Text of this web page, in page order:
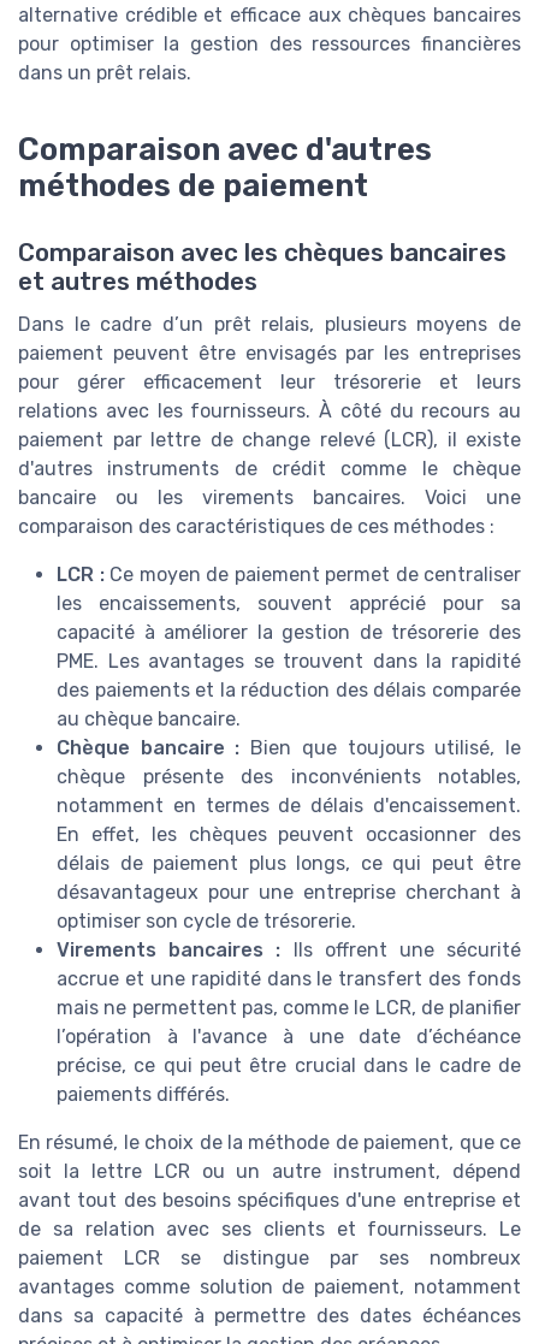
alternative crédible et efficace aux chèques bancaires
pour optimiser la gestion des ressources financières
dans un prêt relais.
Comparaison avec d'autres
méthodes de paiement
Comparaison avec les chèques bancaires
et autres méthodes
Dans le cadre d’un prêt relais, plusieurs moyens de
paiement peuvent être envisagés par les entreprises
pour gérer efficacement leur trésorerie et leurs
relations avec les fournisseurs. À côté du recours au
paiement par lettre de change relevé (LCR), il existe
d'autres instruments de crédit comme le chèque
bancaire ou les virements bancaires. Voici une
comparaison des caractéristiques de ces méthodes :
LCR :Ce moyen de paiement permet de centraliser
les encaissements, souvent apprécié pour sa
capacité à améliorer la gestion de trésorerie des
PME. Les avantages se trouvent dans la rapidité
des paiements et la réduction des délais comparée
au chèque bancaire.
Chèque bancaire : Bien que toujours utilisé, le
chèque présente des inconvénients notables,
notamment en termes de délais d'encaissement.
En effet, les chèques peuvent occasionner des
délais de paiement plus longs, ce qui peut être
désavantageux pour une entreprise cherchant à
optimiser son cycle de trésorerie.
Virements bancaires : Ils offrent une sécurité
accrue et une rapidité dans le transfert des fonds
mais ne permettent pas, comme le LCR, de planifier
l’opération à l'avance à une date d’échéance
précise, ce qui peut être crucial dans le cadre de
paiements différés.
En résumé, le choix de la méthode de paiement, que ce
soit la lettre LCR ou un autre instrument, dépend
avant tout des besoins spécifiques d'une entreprise et
de sa relation avec ses clients et fournisseurs. Le
paiement LCR se distingue par ses nombreux
avantages comme solution de paiement, notamment
dans sa capacité à permettre des dates échéances